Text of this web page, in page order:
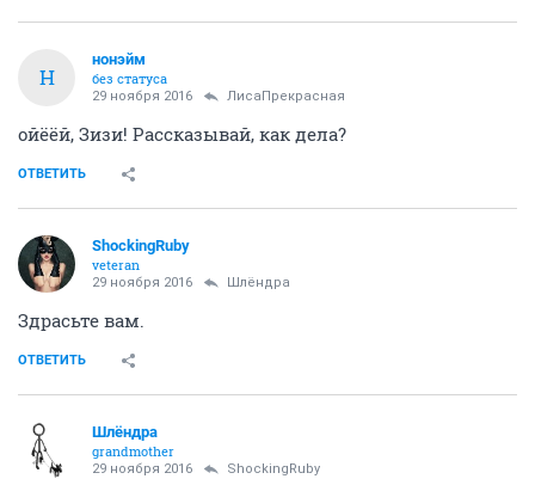
Н
нонэйм
без статуса
29 ноября 2016 ЛисаПрекрасная
ойёёй, Зизи! Рассказывай, как дела?
ОТВЕТИТЬ
ShockingRuby
veteran
29 ноября 2016 Шлёндра
Здрасьте вам.
ОТВЕТИТЬ
Шлёндра
grandmother
29 ноября 2016 ShockingRuby